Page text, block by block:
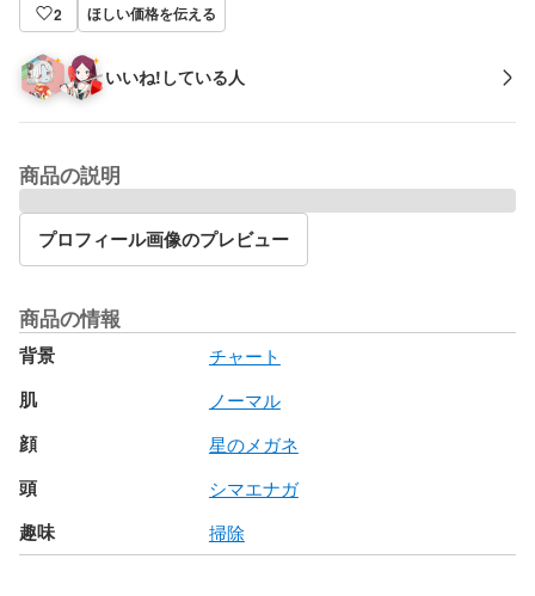
2 ほしい価格を伝える
いいね!している人
商品の説明
プロフィール画像のプレビュー
商品の情報
背景 チャート
肌 ノーマル
顔 星のメガネ
頭 シマエナガ
趣味 掃除